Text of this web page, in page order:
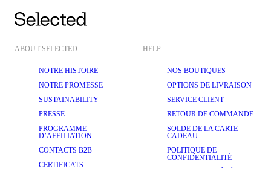
ABOUT SELECTED
NOTRE HISTOIRE
NOTRE PROMESSE
SUSTAINABILITY
PRESSE
PROGRAMME
D’AFFILIATION
CONTACTS B2B
CERTIFICATS
HELP
NOS BOUTIQUES
OPTIONS DE LIVRAISON
SERVICE CLIENT
RETOUR DE COMMANDE
SOLDE DE LA CARTE
CADEAU
POLITIQUE DE
CONFIDENTIALITÉ